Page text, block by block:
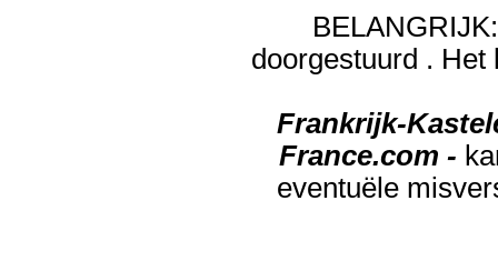
doorgestuurd . Het
Frankrijk-
France.com -
eventuële